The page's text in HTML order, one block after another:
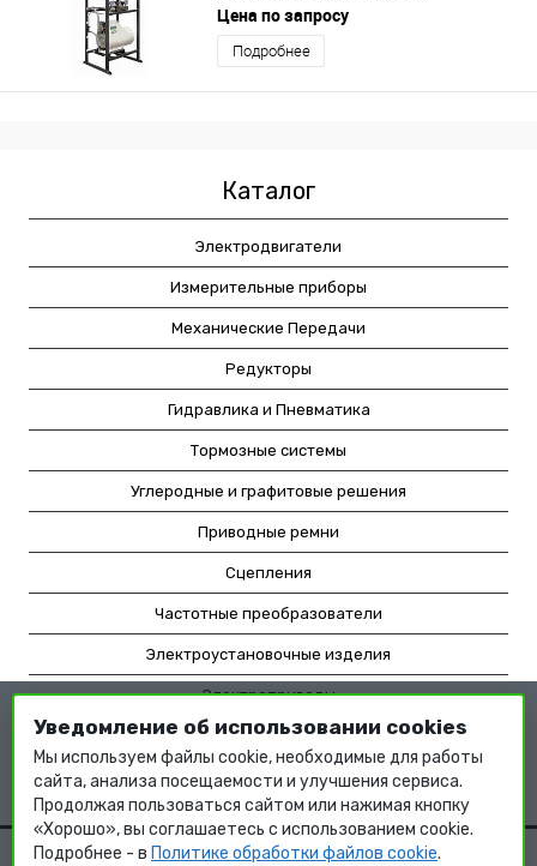
Цена по запросу
Подробнее
Каталог
Электродвигатели
Измерительные приборы
Механические Передачи
Редукторы
Гидравлика и Пневматика
Тормозные системы
Углеродные и графитовые решения
Приводные ремни
Сцепления
Частотные преобразователи
Электроустановочные изделия
Электроприводы
Насосное оборудование
Мотор-редукторы
Уведомление об использовании cookies
Мы используем файлы cookie, необходимые для работы
сайта, анализа посещаемости и улучшения сервиса.
Продолжая пользоваться сайтом или нажимая кнопку
«Хорошо», вы соглашаетесь с использованием cookie.
Подробнее - в Политике обработки файлов cookie.